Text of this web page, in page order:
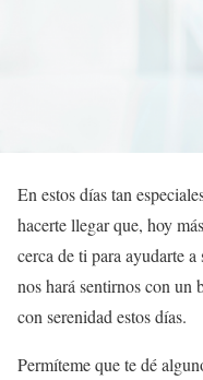
En estos días tan
hacerte llegar que, hoy
cerca de ti para ayudarte
nos hará sentirnos con un
con serenidad estos días.
Permíteme que te dé